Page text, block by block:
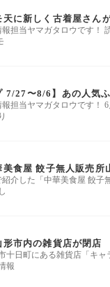
天に新しく古着屋さん
担当ヤマガタロウです！
7/27〜8/6】あの人気
担当ヤマガタロウです！
美食屋 餃子無人販売
介した「中華美食屋 餃
形市内の雑貨店が閉店
十日町にある雑貨店「キ
報